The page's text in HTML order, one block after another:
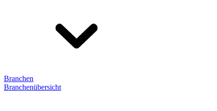
Branchen
Branchenübersicht